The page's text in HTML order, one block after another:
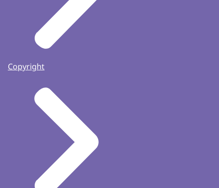
Copyright